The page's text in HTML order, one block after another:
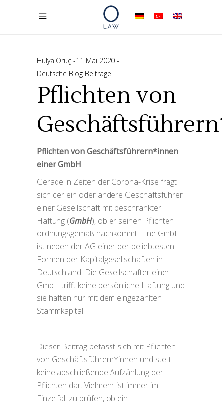
Hülya Oruç 11 Mai 2020
Deutsche Blog Beiträge
Pflichten von
Pflichten von Geschäftsführern*innen
einer GmbH
Gerade in Zeiten der Corona-Krise fragt
sich der ein oder andere Geschäftsführer
einer Gesellschaft mit beschränkter
Haftung (GmbH), ob er seinen Pflichten
ordnungsgemäß nachkommt. Eine GmbH
ist neben der AG einer der beliebtesten
Formen der Kapitalgesellschaften in
Deutschland. Die Gesellschafter einer
GmbH trifft keine persönliche Haftung und
sie haften nur mit dem eingezahlten
Stammkapital.
Dieser Beitrag befasst sich mit Pflichten
von Geschäftsführern*innen und stellt
keine abschließende Aufzählung der
Pflichten dar. Vielmehr ist immer im
Einzelfall zu prüfen, ob ein